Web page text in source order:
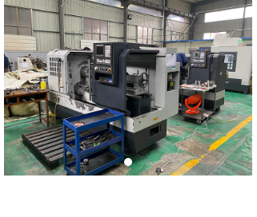
联系我们